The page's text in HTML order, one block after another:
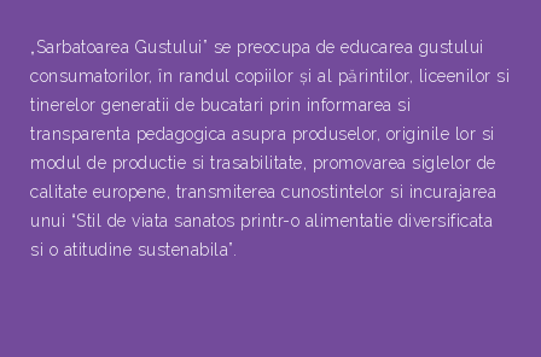
„Sarbatoarea Gustului” se preocupa de educarea gustului
consumatorilor, în randul copiilor şi al părintilor, liceenilor si
tinerelor generatii de bucatari prin informarea si
transparenta pedagogica asupra produselor, originile lor si
modul de productie si trasabilitate, promovarea siglelor de
calitate europene, transmiterea cunostintelor si incurajarea
unui “Stil de viata sanatos printr-o alimentatie diversificata
si o atitudine sustenabila”.